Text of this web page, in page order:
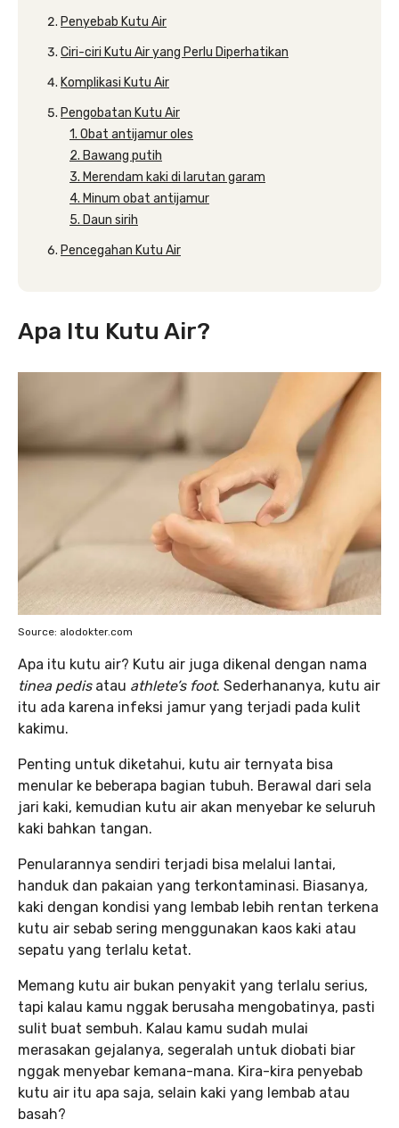
Penyebab Kutu Air
Ciri-ciri Kutu Air yang Perlu Diperhatikan
Komplikasi Kutu Air
Pengobatan Kutu Air
1. Obat antijamur oles
2. Bawang putih
3. Merendam kaki di larutan garam
4. Minum obat antijamur
5. Daun sirih
Pencegahan Kutu Air
Apa Itu Kutu Air?
Source: alodokter.com
Apa itu kutu air? Kutu air juga dikenal dengan nama
tinea pedisatau athlete’s foot. Sederhananya, kutu air
itu ada karena infeksi jamur yang terjadi pada kulit
kakimu.
Penting untuk diketahui, kutu air ternyata bisa
menular ke beberapa bagian tubuh. Berawal dari sela
jari kaki, kemudian kutu air akan menyebar ke seluruh
kaki bahkan tangan.
Penularannya sendiri terjadi bisa melalui lantai,
handuk dan pakaian yang terkontaminasi. Biasanya,
kaki dengan kondisi yang lembab lebih rentan terkena
kutu air sebab sering menggunakan kaos kaki atau
sepatu yang terlalu ketat.
Memang kutu air bukan penyakit yang terlalu serius,
tapi kalau kamu nggak berusaha mengobatinya, pasti
sulit buat sembuh. Kalau kamu sudah mulai
merasakan gejalanya, segeralah untuk diobati biar
nggak menyebar kemana-mana. Kira-kira penyebab
kutu air itu apa saja, selain kaki yang lembab atau
basah?